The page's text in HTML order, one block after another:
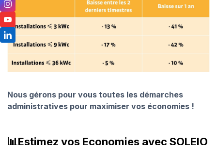
Nous gérons pour vous toutes les démarches
administratives pour maximiser vos économies !
📊Estimez vos Economies avec SOLEIO